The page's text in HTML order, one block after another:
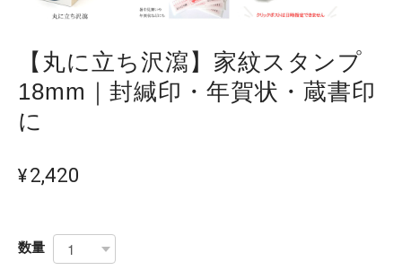
【丸に立ち沢瀉】家紋スタンプ
18mm｜封緘印・年賀状・蔵書印
に
¥2,420
数量